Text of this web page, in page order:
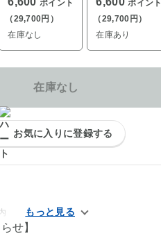
ポイント
（29,700円）
在庫なし
ポイント
（29,700円）
在庫あり
在庫なし
お気に入りに登録する
せ】